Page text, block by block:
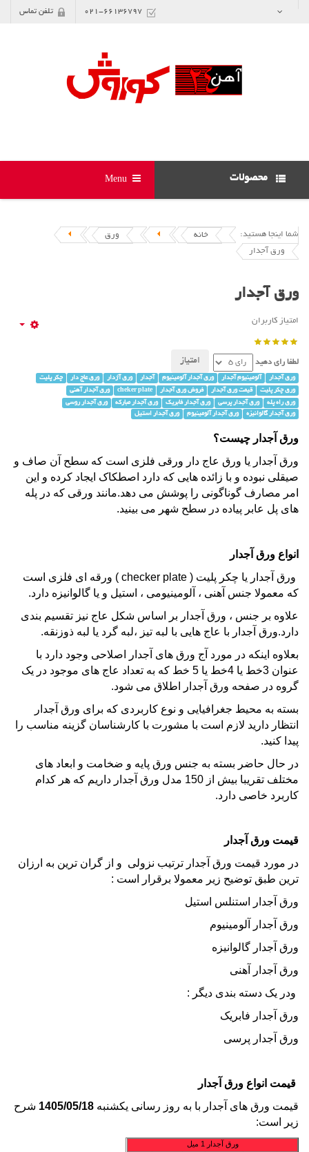
021-66136797 تلفن تماس
محصولات
شما اینجا هستید: خانه
ورق
ورق آجدار
ورق آجدار
امتیاز کاربران
لطفا رای دهید
ورق آجدار آلومینیوم آجدار ورق آجدار آلومینیوم آجدار ورق آژدار ورق عاج دار
چکر پلیت
ورق چکر پلیت
قیمت ورق آجدار فروش ورق آجدار cheker plate ورق آجدار آهنی
ورق آجدار استیل ورق آجدار آلومینیوم ورق آجدار گالوانیزه
ورق آجدار روسی ورق آجدار مبارکه ورق آجدار فابریک ورق آجدار پرسی ورق راه پله
ورق آجدار چیست؟
ورق آجدار یا ورق عاج دار ورقی فلزی است که سطح آن صاف و
صیقلی نبوده و با زائده هایی که دارد اصطکاک ایجاد کرده و این
امر مصارف گوناگونی را پوشش می دهد.مانند ورقی که در پله
های پل عابر پیاده در سطح شهر می بینید.
انواع ورق آجدار
ورق آجدار یا چکر پلیت
( checker plate ) ورقه ای فلزی است
که معمولا جنس آهنی ، آلومینیومی ، استیل و یا گالوانیزه دارد.
علاوه بر جنس ، ورق آجدار بر اساس شکل عاج نیز تقسیم بندی
دارد.ورق آجدار با عاج هایی با لبه تیز ،لبه گرد یا لبه ذوزنقه.
بعلاوه اینکه در مورد آج ورق های آجدار اصلاحی وجود دارد با
عنوان 3خط یا 4خط یا 5 خط که به تعداد عاج های موجود در یک
گروه در صفحه ورق آجدار اطلاق می شود.
بسته به محیط جغرافیایی و نوع کاربردی که برای ورق آجدار
انتظار دارید لازم است با مشورت با کارشناسان گزینه مناسب را
پیدا کنید.
در حال حاضر بسته به جنس ورق پایه و ضخامت و ابعاد های
مختلف تقریبا بیش از 150 مدل ورق آجدار داریم که هر کدام
کاربرد خاصی دارد.
قیمت ورق آجدار
در مورد قیمت ورق آجدار ترتیب نزولی و از گران ترین به ارزان
ترین طبق توضیح زیر معمولا برقرار است :
ورق آجدار
استنلس استیل
ورق آجدار
آلومینیوم
ورق آجدار گالوانیزه
ورق آجدار آهنی
ودر یک دسته بندی دیگر :
ورق آجدار فابریک
ورق آجدار پرسی
قیمت انواع ورق آجدار
قیمت ورق های آجدار با به روز رسانی یکشنبه 1405/05/18 شرح
زیر است:
ورق آجدار 1 میل